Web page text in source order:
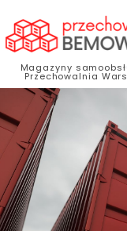
Magazyny
Przechowalnia